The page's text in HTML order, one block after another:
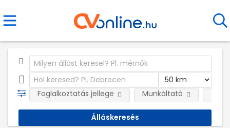
Foglalkoztatás jellege Munkáltató